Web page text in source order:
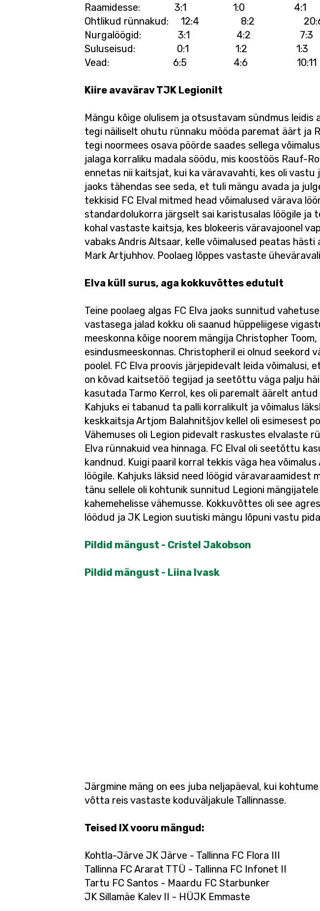
Raamidesse: 3:1 1:0 4:1
Ohtlikud rünnakud: 12:4 8:2
Nurgalöögid: 3:1 4:2 7:3
Suluseisud: 0:1 1:2 1:3
Vead: 6:5 4:6 10:11
Kiire avavärav TJK Legionilt
Mängu kõige olulisem ja otsustavam sündmus
tegi näiliselt ohutu rünnaku mööda paremat äärt ja
tegi noormees osava pöörde saades sellega
jalaga korraliku madala söödu, mis koostöös Rauf-
ennetas nii kaitsjat, kui ka väravavahti, kes oli
jaoks tähendas see seda, et tuli mängu avada ja
tekkisid FC Elval mitmed head võimalused värava
standardolukorra järgselt sai karistusalas löögile ja
kohal vastaste kaitsja, kes blokeeris väravajoonel
vabaks Andris Altsaar, kelle võimalused peatas
Mark Artjuhhov. Poolaeg lõppes vastaste
Elva küll surus, aga kokkuvõttes edutult
Teine poolaeg algas FC Elva jaoks sunnitud
vastasega jalad kokku oli saanud hüppeliigese
meeskonna kõige noorem mängija Christopher
esindusmeeskonnas. Christopheril ei olnud
poolel. FC Elva proovis järjepidevalt leida
on kõvad kaitsetöö tegijad ja seetõttu väga palju
kasutada Tarmo Kerrol, kes oli paremalt äärelt
Kahjuks ei tabanud ta palli korralikult ja võimalus
keskkaitsja Artjom Balahnitšjov kellel oli esimesest
Vähemuses oli Legion pidevalt raskustes elvalaste
Elva rünnakuid vea hinnaga. FC Elval oli seetõttu
kandnud. Kuigi paaril korral tekkis väga hea
löögile. Kahjuks läksid need löögid väravaraamidest
tänu sellele oli kohtunik sunnitud Legioni
kahemehelisse vähemusse. Kokkuvõttes oli see
löödud ja JK Legion suutiski mängu lõpuni vastu
Pildid mängust - Cristel Jakobson
Pildid mängust - Liina Ivask
Järgmine mäng on ees juba neljapäeval, kui
võtta reis vastaste koduväljakule Tallinnasse.
Teised IX vooru mängud:
Kohtla-Järve JK Järve - Tallinna FC Flora III
Tallinna FC Ararat TTÜ - Tallinna FC Infonet II
Tartu FC Santos - Maardu FC Starbunker
JK Sillamäe Kalev II - HÜJK Emmaste